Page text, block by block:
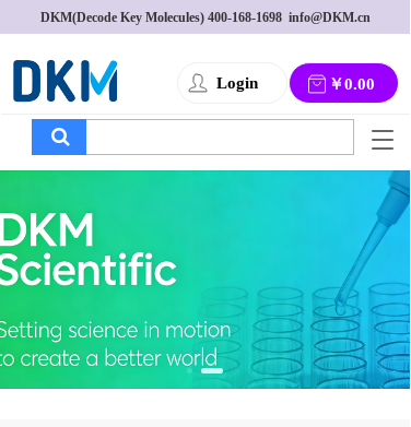
DKM(Decode Key Molecules) 400-168-1698
  info@DKM.cn
Login ￥0.00
T
g
g
l
a
v
i
g
a